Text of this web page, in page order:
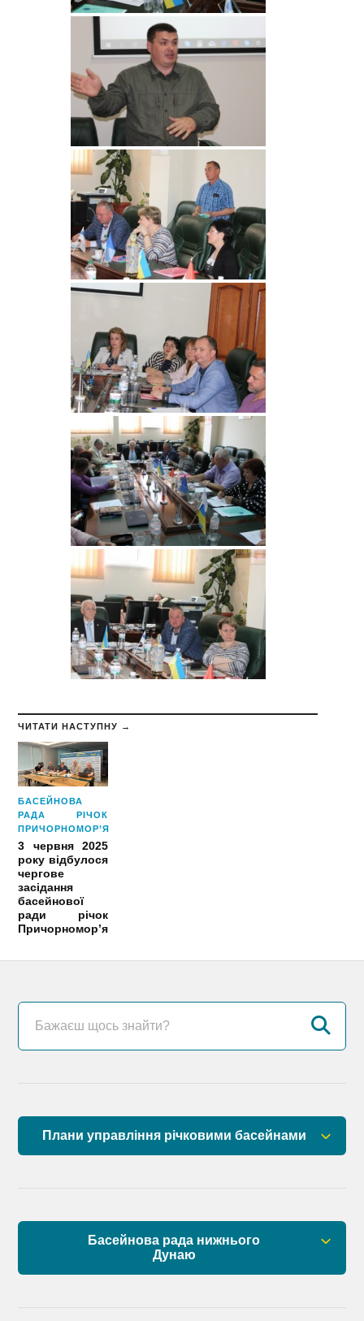
ЧИТАТИ НАСТУПНУ →
БАСЕЙНОВА
РАДА РІЧОК
ПРИЧОРНОМОР’Я
3 червня 2025
року відбулося
чергове
засідання
басейнової
ради річок
Причорномор’я
Плани управління річковими басейнами
Басейнова рада нижнього
Дунаю